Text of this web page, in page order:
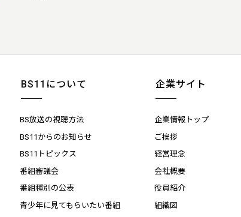
BS11について
BS放送の視聴方法
BS11からのお知らせ
BS11トピックス
番組審議会
番組種別の公表
青少年に見てもらいたい番組
企業サイト
企業情報トップ
ご挨拶
経営理念
会社概要
役員紹介
組織図